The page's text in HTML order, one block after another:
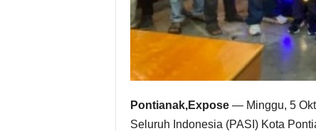
Pontianak,Expose— Minggu, 5
Seluruh Indonesia (PASI) Kota